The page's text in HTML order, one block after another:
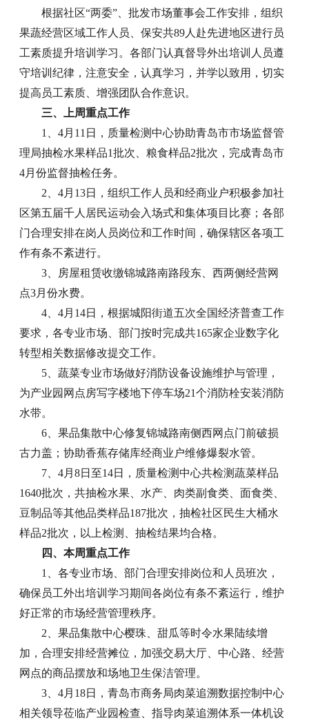
根据社区“两委”、批发市场董事会工作安排，组织
果蔬经营区域工作人员、保安共89人赴先进地区进行员
工素质提升培训学习。各部门认真督导外出培训人员遵
守培训纪律，注意安全，认真学习，并学以致用，切实
提高员工素质、增强团队合作意识。
三、上周重点工作
1、4月11日，质量检测中心协助青岛市市场监督管
理局抽检水果样品1批次、粮食样品2批次，完成青岛市
4月份监督抽检任务。
2、4月13日，组织工作人员和经商业户积极参加社
区第五届千人居民运动会入场式和集体项目比赛；各部
门合理安排在岗人员岗位和工作时间，确保辖区各项工
作有条不紊进行。
3、房屋租赁收缴锦城路南路段东、西两侧经营网
点3月份水费。
4、4月14日，根据城阳街道五次全国经济普查工作
要求，各专业市场、部门按时完成共165家企业数字化
转型相关数据修改提交工作。
5、蔬菜专业市场做好消防设备设施维护与管理，
为产业园网点房写字楼地下停车场21个消防栓安装消防
水带。
6、果品集散中心修复锦城路南侧西网点门前破损
古力盖；协助香蕉存储库经商业户维修爆裂水管。
7、4月8日至14日，质量检测中心共检测蔬菜样品
1640批次，共抽检水果、水产、肉类副食类、面食类、
豆制品等其他品类样品187批次，抽检社区民生大桶水
样品2批次，以上检测、抽检结果均合格。
四、本周重点工作
1、各专业市场、部门合理安排岗位和人员班次，
确保员工外出培训学习期间各岗位有条不紊运行，维护
好正常的市场经营管理秩序。
2、果品集散中心樱珠、甜瓜等时令水果陆续增
加，合理安排经营摊位，加强交易大厅、中心路、经营
网点的商品摆放和场地卫生保洁管理。
3、4月18日，青岛市商务局肉菜追溯数据控制中心
相关领导莅临产业园检查、指导肉菜追溯体系一体机设